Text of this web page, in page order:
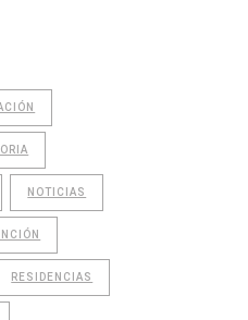
NOTICIAS
RESIDENCIAS